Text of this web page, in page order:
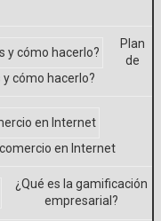
Plan
de
cómo hacerlo?
en Internet
¿Qué es la gamificación
empresarial?